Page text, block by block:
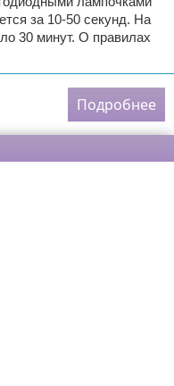
за 10-50 секунд. На
30 минут. О правилах
Подробнее